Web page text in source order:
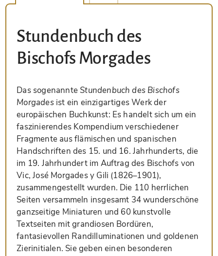
Stundenbuch des
Bischofs Morgades
Das sogenannteStundenbuch des Bischofs
Morgadesist ein einzigartiges Werk der
europäischen Buchkunst: Es handelt sich um ein
faszinierendes Kompendium verschiedener
Fragmente aus flämischen und spanischen
Handschriften des 15. und 16. Jahrhunderts, die
im 19. Jahrhundert im Auftrag des Bischofs von
Vic, José Morgades y Gili (1826–1901),
zusammengestellt wurden. Die 110 herrlichen
Seiten versammeln insgesamt 34 wunderschöne
ganzseitige Miniaturen und 60 kunstvolle
Textseiten mit grandiosen Bordüren,
fantasievollen Randilluminationen und goldenen
Zierinitialen. Sie geben einen besonderen